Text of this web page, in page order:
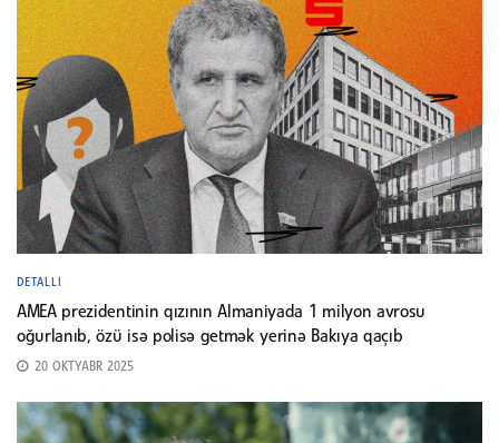
DETALLI
AMEA prezidentinin qızının Almaniyada 1 milyon avrosu
oğurlanıb, özü isə polisə getmək yerinə Bakıya qaçıb
20 OKTYABR 2025